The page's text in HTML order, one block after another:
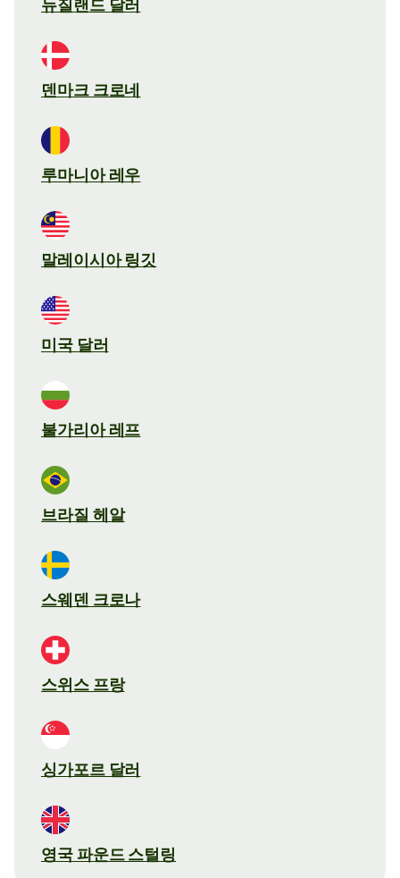
뉴질랜드 달러
덴마크 크로네
루마니아 레우
말레이시아 링깃
미국 달러
불가리아 레프
브라질 헤알
스웨덴 크로나
스위스 프랑
싱가포르 달러
영국 파운드 스털링